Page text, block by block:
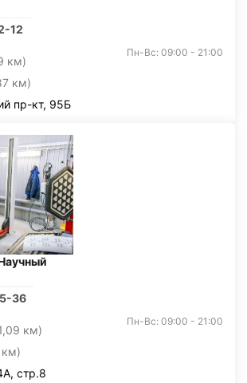
12
км)
км)
Пн-Вс: 09:00 - 21:00
пр-кт, 95Б
36
км)
км)
Пн-Вс: 09:00 - 21:00
стр.8